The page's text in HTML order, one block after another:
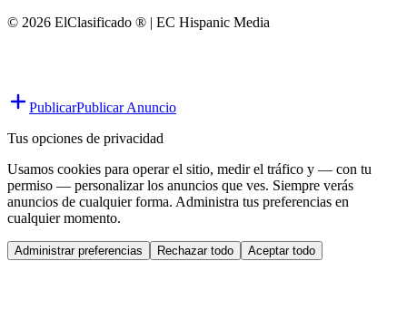
© 2026 ElClasificado ® | EC Hispanic Media
PublicarPublicar Anuncio
Tus opciones de privacidad
Usamos cookies para operar el sitio, medir el tráfico y — con tu
permiso — personalizar los anuncios que ves. Siempre verás
anuncios de cualquier forma. Administra tus preferencias en
cualquier momento.
Administrar preferencias Rechazar todo Aceptar todo